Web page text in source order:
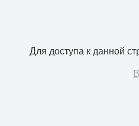
Для доступа к данной